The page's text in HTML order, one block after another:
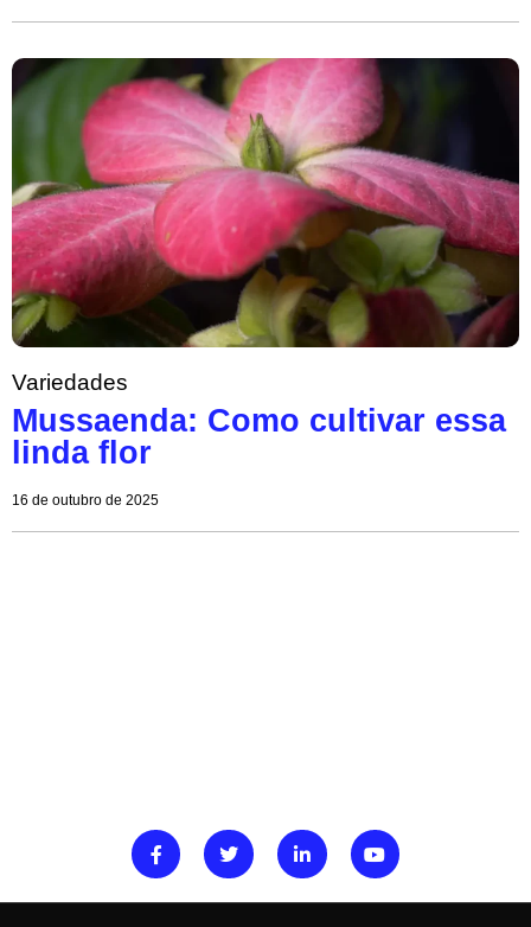
Variedades
Mussaenda: Como cultivar essa
linda flor
16 de outubro de 2025